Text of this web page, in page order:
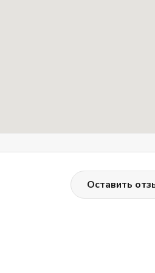
Оставить